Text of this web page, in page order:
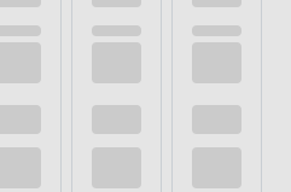
co ważniejsze,
będzie całkowicie